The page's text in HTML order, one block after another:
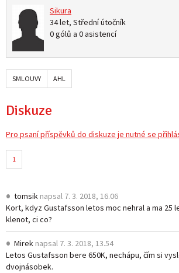
Sikura
34 let, Střední útočník
0 gólů a 0 asistencí
SMLOUVY AHL
Diskuze
Pro psaní příspěvků do diskuze je nutné se
1
tomsik napsal 7. 3. 2018, 16.06
Kort, kdyz Gustafsson letos moc nehral a ma 25
klenot, ci co?
Mirek napsal 7. 3. 2018, 13.54
Letos Gustafsson bere 650K, nechápu, čím si
dvojnásobek.